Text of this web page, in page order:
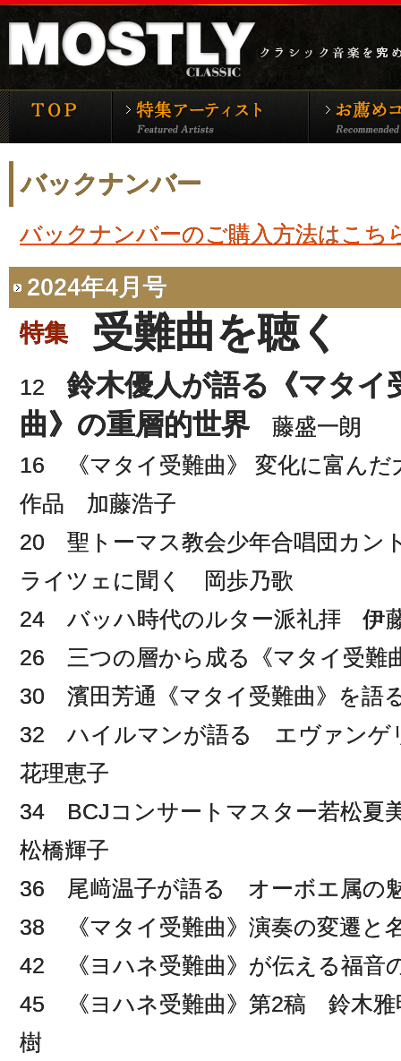
モーストリー・クラシックTOP 特集アーティ
バックナンバー
バックナンバーのご購入方法はこち
2024年4月号
特集 受難曲を聴く
12鈴木優人が語る《マタイ
曲》の重層的世界藤盛一朗
16 《マタイ受難曲》 変化に富んだ
作品 加藤浩子
20 聖トーマス教会少年合唱団カ
ライツェに聞く 岡歩乃歌
24 バッハ時代のルター派礼拝 伊
26 三つの層から成る《マタイ受難
30 濱田芳通《マタイ受難曲》を語
32 ハイルマンが語る エヴァンゲ
花理恵子
34 BCJコンサートマスター若松夏
松橋輝子
36 尾﨑温子が語る オーボエ属の
38 《マタイ受難曲》演奏の変遷と
42 《ヨハネ受難曲》が伝える福音
45 《ヨハネ受難曲》第2稿 鈴木
樹